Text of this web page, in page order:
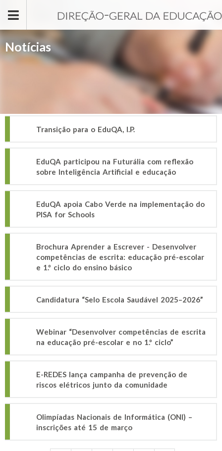
Notícias
Transição para o EduQA, I.P.
EduQA participou na Futurália com reflexão
sobre Inteligência Artificial e educação
EduQA apoia Cabo Verde na implementação do
PISA for Schools
Brochura Aprender a Escrever - Desenvolver
competências de escrita: educação pré-escolar
e 1.º ciclo do ensino básico
Candidatura “Selo Escola Saudável 2025–2026”
Webinar “Desenvolver competências de escrita
na educação pré-escolar e no 1.º ciclo”
E-REDES lança campanha de prevenção de
riscos elétricos junto da comunidade
Olimpíadas Nacionais de Informática (ONI) –
inscrições até 15 de março